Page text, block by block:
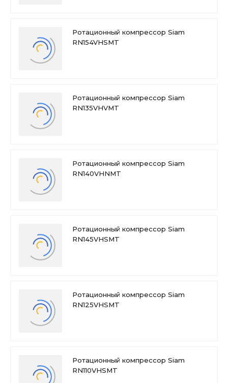
Ротационный компрессор Siam
RN154VHSMT
Ротационный компрессор Siam
RN135VHVMT
Ротационный компрессор Siam
RN140VHNMT
Ротационный компрессор Siam
RN145VHSMT
Ротационный компрессор Siam
RN125VHSMT
Ротационный компрессор Siam
RN110VHSMT